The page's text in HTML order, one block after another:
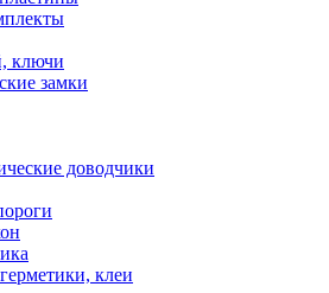
ключи
замки
доводчики
клеи